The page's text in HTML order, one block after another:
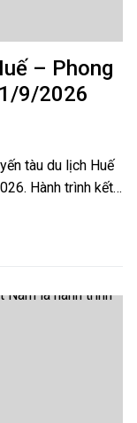
– Phong
9/2026
tàu du lịch Huế
Hành trình kết…